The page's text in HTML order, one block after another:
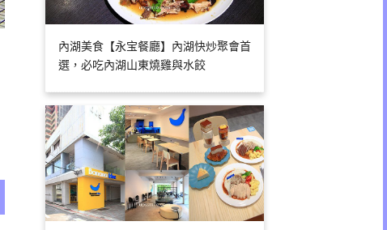
內湖美食【永宝餐廳】內湖快炒聚會首
選，必吃內湖山東燒雞與水餃